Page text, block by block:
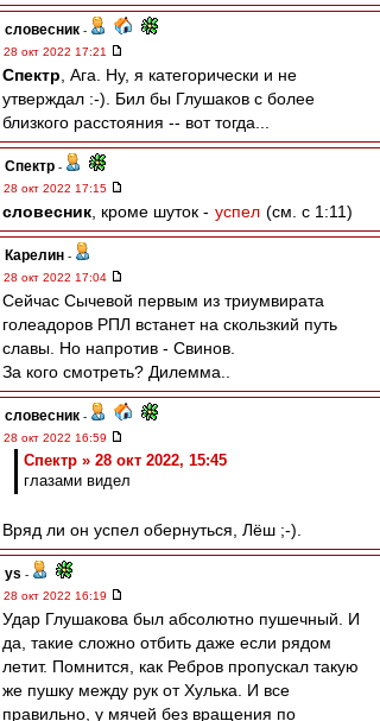
словесник -
28 окт 2022 17:21
Спектр , Ага. Ну, я категорически и не
утверждал :-). Бил бы Глушаков с более
близкого расстояния -- вот тогда...
Спектр -
28 окт 2022 17:15
словесник , кроме шуток - успел (см. с 1:11)
Карелин -
28 окт 2022 17:04
Сейчас Сычевой первым из триумвирата
голеадоров РПЛ встанет на скользкий путь
славы. Но напротив - Свинов.
За кого смотреть? Дилемма..
словесник -
28 окт 2022 16:59
Спектр » 28 окт 2022, 15:45
глазами видел
Вряд ли он успел обернуться, Лёш ;-).
ys -
28 окт 2022 16:19
Удар Глушакова был абсолютно пушечный. И
да, такие сложно отбить даже если рядом
летит. Помнится, как Ребров пропускал такую
же пушку между рук от Хулька. И все
правильно, у мячей без вращения по